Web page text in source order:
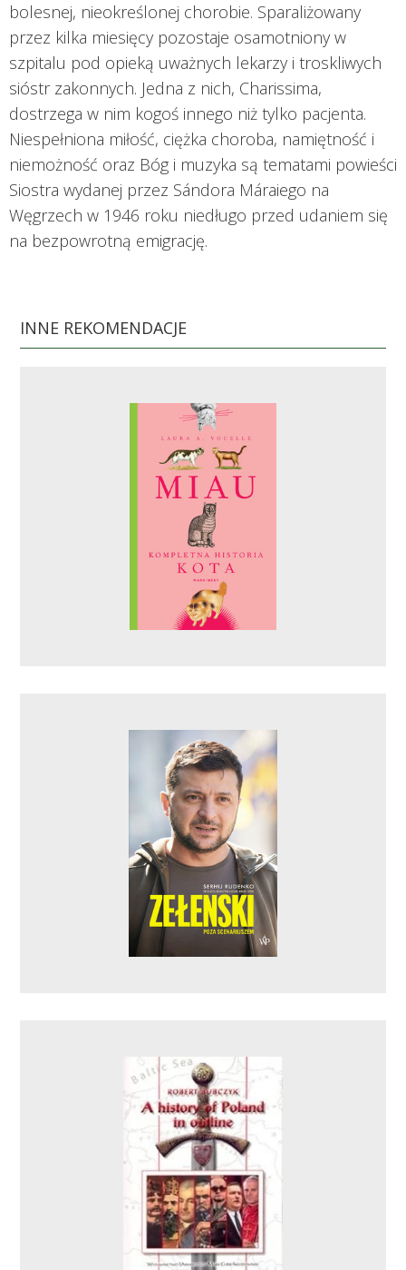
bolesnej, nieokreślonej chorobie. Sparaliżowany
przez kilka miesięcy pozostaje osamotniony w
szpitalu pod opieką uważnych lekarzy i troskliwych
sióstr zakonnych. Jedna z nich, Charissima,
dostrzega w nim kogoś innego niż tylko pacjenta.
Niespełniona miłość, ciężka choroba, namiętność i
niemożność oraz Bóg i muzyka są tematami powieści
Siostra wydanej przez Sándora Máraiego na
Węgrzech w 1946 roku niedługo przed udaniem się
na bezpowrotną emigrację.
INNE REKOMENDACJE